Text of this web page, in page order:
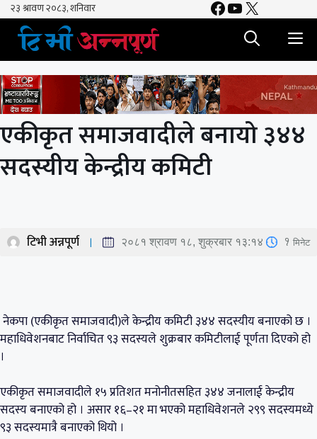
Skip
content
Facebook
YouTube
X
एकीकृत समाजवादीले बनायो ३४४
सदस्यीय केन्द्रीय कमिटी
टिभी अन्नपूर्ण २०८१ श्रावण १८, शुक्रबार १३:१४ 1 मिनेट
नेकपा (एकीकृत समाजवादी)ले केन्द्रीय कमिटी ३४४ सदस्यीय बनाएको छ ।
महाधिवेशनबाट निर्वाचित ९३ सदस्यले शुक्रबार कमिटीलाई पूर्णता दिएको हो
।
एकीकृत समाजवादीले १५ प्रतिशत मनोनीतसहित ३४४ जनालाई केन्द्रीय
सदस्य बनाएको हो । असार १६–२१ मा भएको महाधिवेशनले २९९ सदस्यमध्ये
९३ सदस्यमात्रै बनाएको थियो ।